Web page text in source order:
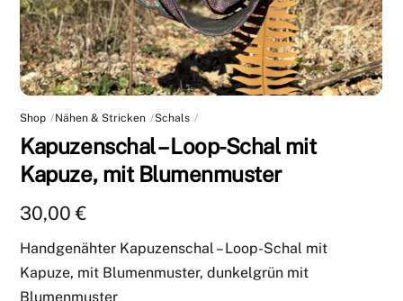
Shop Nähen & Stricken Schals
Kapuzenschal – Loop-Schal mit
Kapuze, mit Blumenmuster
30,00€
Handgenähter Kapuzenschal – Loop-Schal mit
Kapuze, mit Blumenmuster, dunkelgrün mit
Blumenmuster